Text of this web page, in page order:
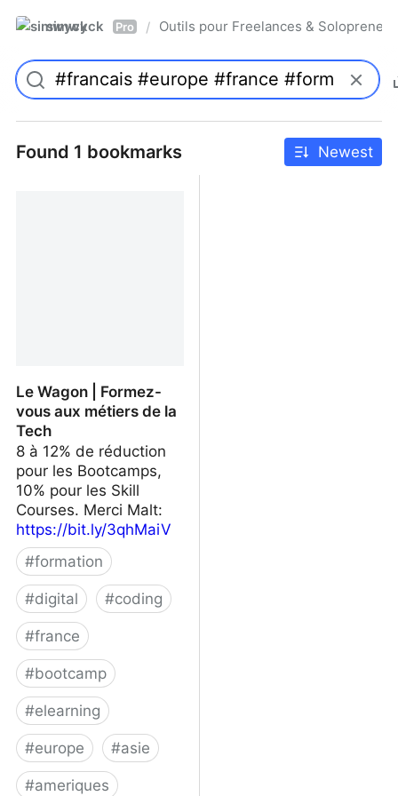
simwyck Pro / Outils pour Freelances &
Found 1 bookmarks Newest
Le Wagon | Formez-
vous aux métiers de la
Tech
8 à 12% de réduction
pour les Bootcamps,
10% pour les Skill
Courses. Merci Malt:
https://bit.ly/3qhMaiV
#formation
#digital #coding
#france
#bootcamp
#elearning
#europe #asie
#ameriques